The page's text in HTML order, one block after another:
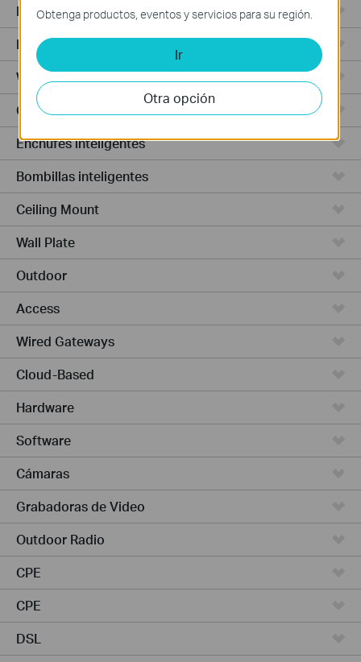
PCIe Adapters
Punto de Acceso
Wireless USB Adapters
Cámaras Cloud
Enchufes inteligentes
Bombillas inteligentes
Ceiling Mount
Wall Plate
Outdoor
Access
Wired Gateways
Cloud-Based
Hardware
Software
Cámaras
Grabadoras de Video
Outdoor Radio
CPE
CPE
DSL
Obtenga productos, eventos y servicios para su región.
Ir
Otra opción